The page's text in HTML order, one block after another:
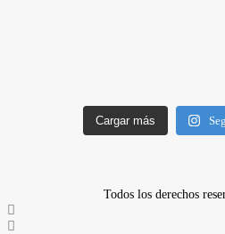
Cargar más
Todos los derechos